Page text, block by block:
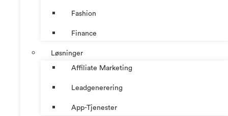
Fashion
Finance
Løsninger
Affiliate Marketing
Leadgenerering
App-Tjenester